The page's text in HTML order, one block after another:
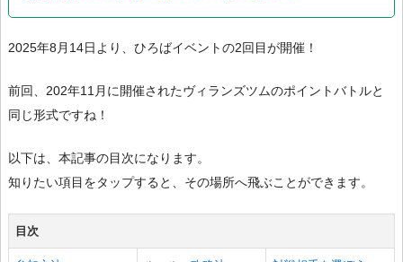
2025年8月14日より、ひろばイベントの2回目が開催！
前回、202年11月に開催されたヴィランズツムのポイントバトルと
同じ形式ですね！
以下は、本記事の目次になります。
知りたい項目をタップすると、その場所へ飛ぶことができます。
目次